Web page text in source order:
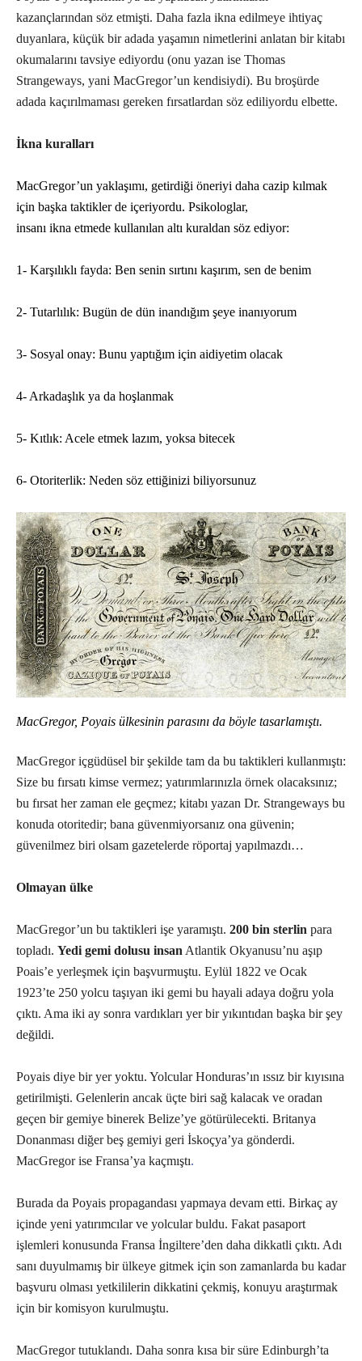
kazançlarından söz etmişti. Daha fazla ikna edilmeye ihtiyaç
duyanlara, küçük bir adada yaşamın nimetlerini anlatan bir kitabı
okumalarını tavsiye ediyordu (onu yazan ise Thomas
Strangeways, yani MacGregor’un kendisiydi). Bu broşürde
adada kaçırılmaması gereken fırsatlardan söz ediliyordu elbette.
İkna kuralları
MacGregor’un yaklaşımı, getirdiği öneriyi daha cazip kılmak
için başka taktikler de içeriyordu. Psikologlar,
insanı ikna etmede kullanılan altı kuraldan söz ediyor:
1- Karşılıklı fayda: Ben senin sırtını kaşırım, sen de benim
2- Tutarlılık: Bugün de dün inandığım şeye inanıyorum
3- Sosyal onay: Bunu yaptığım için aidiyetim olacak
4- Arkadaşlık ya da hoşlanmak
5- Kıtlık: Acele etmek lazım, yoksa bitecek
6- Otoriterlik: Neden söz ettiğinizi biliyorsunuz
MacGregor, Poyais ülkesinin parasını da böyle tasarlamıştı.
MacGregor içgüdüsel bir şekilde tam da bu taktikleri kullanmıştı:
Size bu fırsatı kimse vermez; yatırımlarınızla örnek olacaksınız;
bu fırsat her zaman ele geçmez; kitabı yazan Dr. Strangeways bu
konuda otoritedir; bana güvenmiyorsanız ona güvenin;
güvenilmez biri olsam gazetelerde röportaj yapılmazdı…
Olmayan ülke
MacGregor’un bu taktikleri işe yaramıştı. 200 bin sterlin para
topladı. Yedi gemi dolusu insan Atlantik Okyanusu’nu aşıp
Poais’e yerleşmek için başvurmuştu. Eylül 1822 ve Ocak
1923’te 250 yolcu taşıyan iki gemi bu hayali adaya doğru yola
çıktı. Ama iki ay sonra vardıkları yer bir yıkıntıdan başka bir şey
değildi.
Poyais diye bir yer yoktu. Yolcular Honduras’ın ıssız bir kıyısına
getirilmişti. Gelenlerin ancak üçte biri sağ kalacak ve oradan
geçen bir gemiye binerek Belize’ye götürülecekti. Britanya
Donanması diğer beş gemiyi geri İskoçya’ya gönderdi.
MacGregor ise Fransa’ya kaçmıştı.
Burada da Poyais propagandası yapmaya devam etti. Birkaç ay
içinde yeni yatırımcılar ve yolcular buldu. Fakat pasaport
işlemleri konusunda Fransa İngiltere’den daha dikkatli çıktı. Adı
sanı duyulmamış bir ülkeye gitmek için son zamanlarda bu kadar
başvuru olması yetkililerin dikkatini çekmiş, konuyu araştırmak
için bir komisyon kurulmuştu.
MacGregor tutuklandı. Daha sonra kısa bir süre Edinburgh’ta